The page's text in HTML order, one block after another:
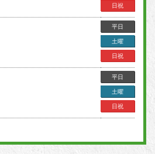
日祝
平日
土曜
日祝
平日
土曜
日祝